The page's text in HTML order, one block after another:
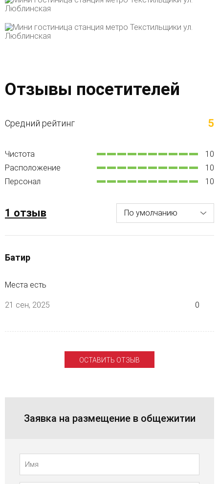
Отзывы посетителей
Средний рейтинг 5
Чистота
10
Расположение
10
Персонал
10
1 отзыв
Батир
Места есть
21 сен, 2025 0
ОСТАВИТЬ ОТЗЫВ
Заявка на размещение в общежитии